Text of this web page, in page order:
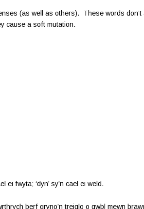
(as well as others). These words don’t
cause a soft mutation.
ei fwyta; ‘dyn’ sy’n cael ei weld.
berf gryno’n treiglo o gwbl mewn